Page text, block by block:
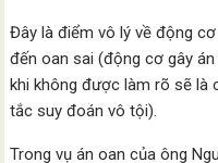
Đây là điểm vô lý về động
đến oan sai (động cơ gây
khi không được làm rõ sẽ là
tắc suy đoán vô tội).
Trong vụ án oan của ông